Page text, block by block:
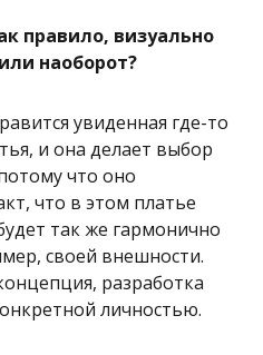
правило, визуально
наоборот?
увиденная где-то
и она делает выбор
что оно
что в этом платье
так же гармонично
своей внешности.
разработка
личностью.